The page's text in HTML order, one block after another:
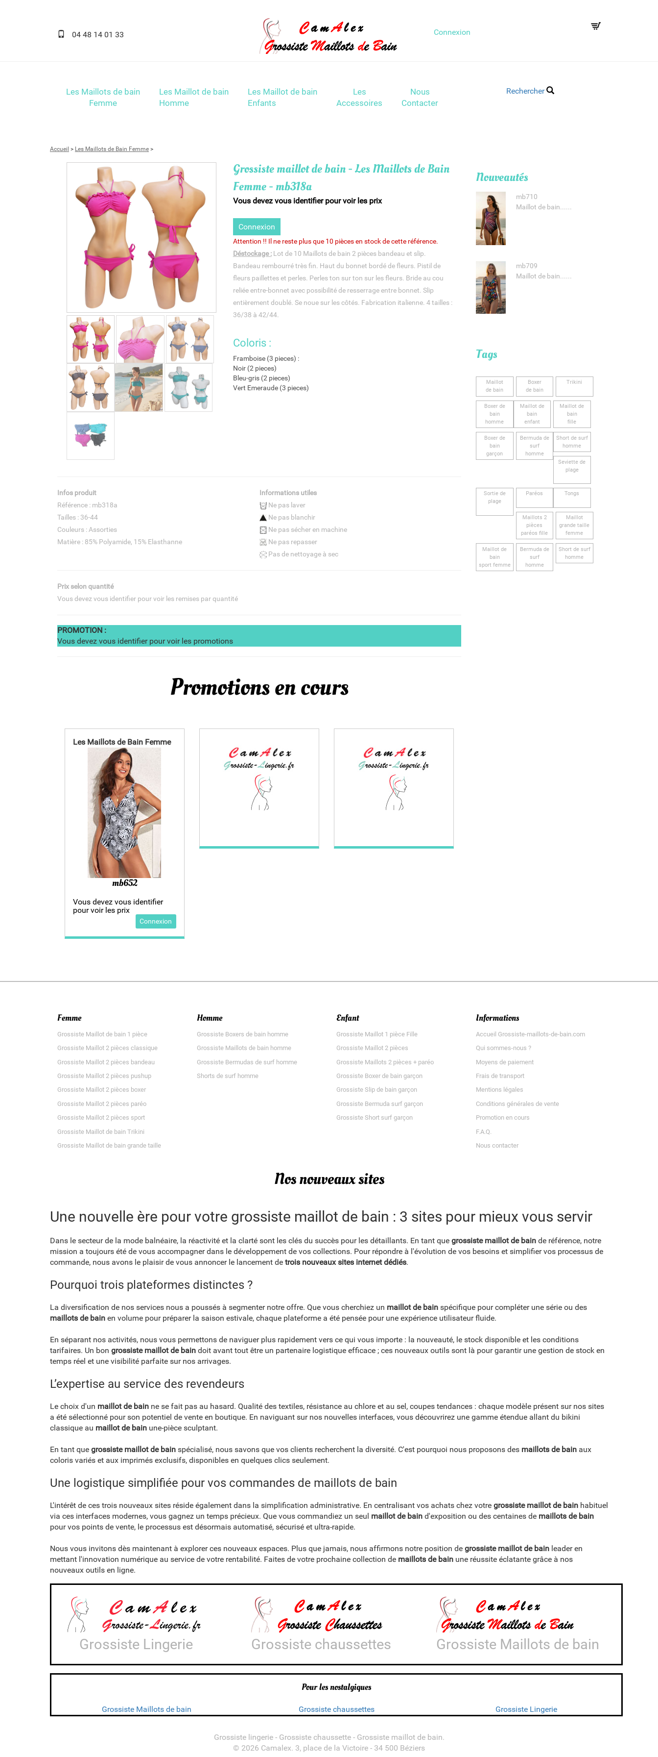
04 48 14 01 33 Connexion
Les Maillots de bain
Femme
Les Maillot de bain
Homme
Les Maillot de bain
Enfants
Les
Accessoires
Nous
Contacter
Rechercher
Accueil > Les Maillots de Bain Femme >
Grossiste maillot de bain - Les Maillots de Bain
Femme - mb318a
Vous devez vous identifier pour voir les prix
Connexion
Attention !! Il ne reste plus que 10 pièces en stock de cette référence.
Déstockage :Lot de 10 Maillots de bain 2 pièces bandeau et slip.
Bandeau rembourré très fin. Haut du bonnet bordé de fleurs. Pistil de
fleurs paillettes et perles. Perles ton sur ton sur les fleurs. Bride au cou
reliée entre-bonnet avec possibilité de resserrage entre bonnet. Slip
entièrement doublé. Se noue sur les côtés. Fabrication italienne. 4 tailles :
36/38 à 42/44.
Coloris :
Framboise (3 pieces) :
Noir (2 pieces)
Bleu-gris (2 pieces)
Vert Emeraude (3 pieces)
Infos produit
Référence : mb318a
Tailles : 36-44
Couleurs : Assorties
Matière : 85% Polyamide, 15% Elasthanne
Informations utiles
Ne pas laver
Ne pas blanchir
Ne pas sécher en machine
Ne pas repasser
Pas de nettoyage à sec
Prix selon quantité
Vous devez vous identifier pour voir les remises par quantité
PROMOTION :
Vous devez vous identifier pour voir les promotions
Promotions en cours
Les Maillots de Bain Femme
mb652
Vous devez vous identifier
pour voir les prix
Connexion
Nouveautés
mb710
Maillot de bain......
mb709
Maillot de bain......
Tags
Maillot
de bain
Boxer
de bain
Trikini
Boxer de
bain
homme
Maillot de
bain
enfant
Maillot de
bain
fille
Boxer de
bain
garçon
Bermuda de
surf
homme
Short de surf
homme
Seviette de
plage
Sortie de
plage
Paréos Tongs
Maillots 2
pièces
paréos fille
Maillot
grande taille
femme
Maillot de
bain
sport femme
Bermuda de
surf
homme
Short de surf
homme
Femme
Grossiste Maillot de bain 1 pièce
Grossiste Maillot 2 pièces classique
Grossiste Maillot 2 pièces bandeau
Grossiste Maillot 2 pièces pushup
Grossiste Maillot 2 pièces boxer
Grossiste Maillot 2 pièces paréo
Grossiste Maillot 2 pièces sport
Grossiste Maillot de bain Trikini
Grossiste Maillot de bain grande taille
Homme
Grossiste Boxers de bain homme
Grossiste Maillots de bain homme
Grossiste Bermudas de surf homme
Shorts de surf homme
Enfant
Grossiste Maillot 1 pièce Fille
Grossiste Maillot 2 pièces
Grossiste Maillots 2 pièces + paréo
Grossiste Boxer de bain garçon
Grossiste Slip de bain garçon
Grossiste Bermuda surf garçon
Grossiste Short surf garçon
Informations
Accueil Grossiste-maillots-de-bain.com
Qui sommes-nous ?
Moyens de paiement
Frais de transport
Mentions légales
Conditions générales de vente
Promotion en cours
F.A.Q.
Nous contacter
Nos nouveaux sites
Une nouvelle ère pour votre grossiste maillot de bain : 3 sites pour mieux vous servir
Dans le secteur de la mode balnéaire, la réactivité et la clarté sont les clés du succès pour les détaillants. En tant que grossiste maillot de bain de référence, notre
mission a toujours été de vous accompagner dans le développement de vos collections. Pour répondre à l'évolution de vos besoins et simplifier vos processus de
commande, nous avons le plaisir de vous annoncer le lancement de trois nouveaux sites internet dédiés.
Pourquoi trois plateformes distinctes ?
La diversification de nos services nous a poussés à segmenter notre offre. Que vous cherchiez un maillot de bain spécifique pour compléter une série ou des
maillots de bain en volume pour préparer la saison estivale, chaque plateforme a été pensée pour une expérience utilisateur fluide.
En séparant nos activités, nous vous permettons de naviguer plus rapidement vers ce qui vous importe : la nouveauté, le stock disponible et les conditions
tarifaires. Un bon grossiste maillot de bain doit avant tout être un partenaire logistique efficace ; ces nouveaux outils sont là pour garantir une gestion de stock en
temps réel et une visibilité parfaite sur nos arrivages.
L’expertise au service des revendeurs
Le choix d'un maillot de bain ne se fait pas au hasard. Qualité des textiles, résistance au chlore et au sel, coupes tendances : chaque modèle présent sur nos sites
a été sélectionné pour son potentiel de vente en boutique. En naviguant sur nos nouvelles interfaces, vous découvrirez une gamme étendue allant du bikini
classique au maillot de bain une-pièce sculptant.
En tant que grossiste maillot de bain spécialisé, nous savons que vos clients recherchent la diversité. C'est pourquoi nous proposons des maillots de bain aux
coloris variés et aux imprimés exclusifs, disponibles en quelques clics seulement.
Une logistique simplifiée pour vos commandes de maillots de bain
L'intérêt de ces trois nouveaux sites réside également dans la simplification administrative. En centralisant vos achats chez votre grossiste maillot de bain habituel
via ces interfaces modernes, vous gagnez un temps précieux. Que vous commandiez un seul maillot de bain d'exposition ou des centaines de maillots de bain
pour vos points de vente, le processus est désormais automatisé, sécurisé et ultra-rapide.
Nous vous invitons dès maintenant à explorer ces nouveaux espaces. Plus que jamais, nous affirmons notre position de grossiste maillot de bain leader en
mettant l'innovation numérique au service de votre rentabilité. Faites de votre prochaine collection de maillots de bain une réussite éclatante grâce à nos
nouveaux outils en ligne.
Grossiste Lingerie Grossiste chaussettes Grossiste Maillots de bain
Pour les nostalgiques
Grossiste Maillots de bain Grossiste chaussettes Grossiste Lingerie
Grossiste lingerie - Grossiste chaussette - Grossiste maillot de bain.
© 2026 Camalex. 3, place de la Victoire - 34 500 Béziers